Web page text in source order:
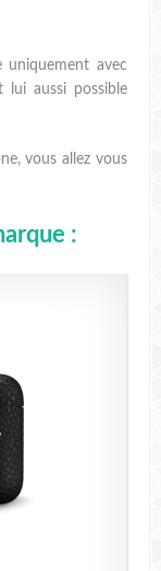
uniquement avec
lui aussi possible
vous allez vous
: